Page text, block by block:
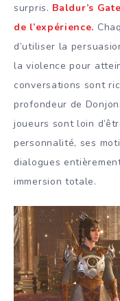
surpris. Baldur’s
de l’expérience.
d’utiliser la
la violence pour
conversations sont
profondeur de
joueurs sont loin
personnalité, ses
dialogues
immersion totale.